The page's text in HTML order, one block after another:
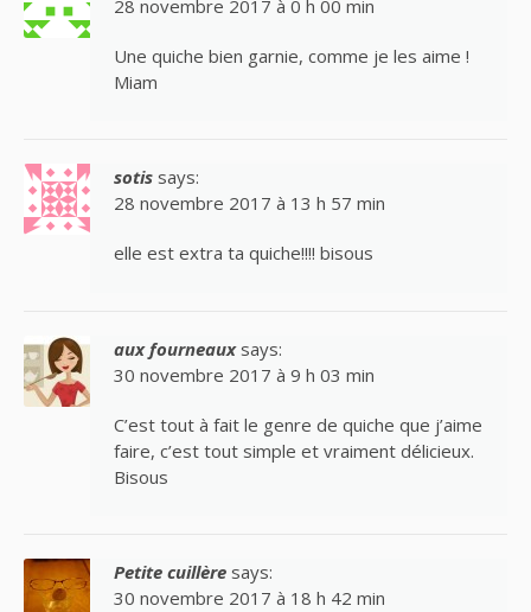
28 novembre 2017 à 0 h 00 min
Une quiche bien garnie, comme je les aime !
Miam
sotis says:
28 novembre 2017 à 13 h 57 min
elle est extra ta quiche!!!! bisous
aux fourneaux says:
30 novembre 2017 à 9 h 03 min
C’est tout à fait le genre de quiche que j’aime
faire, c’est tout simple et vraiment délicieux.
Bisous
Petite cuillère says:
30 novembre 2017 à 18 h 42 min